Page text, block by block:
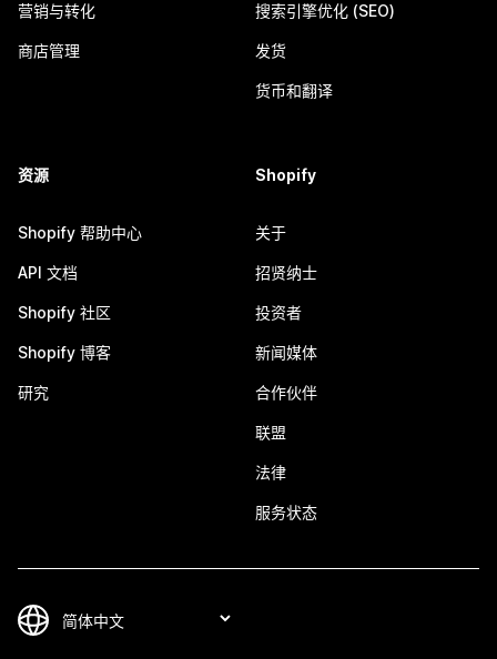
营销与转化
商店管理
搜索引擎优化 (SEO)
发货
货币和翻译
资源
Shopify 帮助中心
API 文档
Shopify 社区
Shopify 博客
研究
Shopify
关于
招贤纳士
投资者
新闻媒体
合作伙伴
联盟
法律
服务状态